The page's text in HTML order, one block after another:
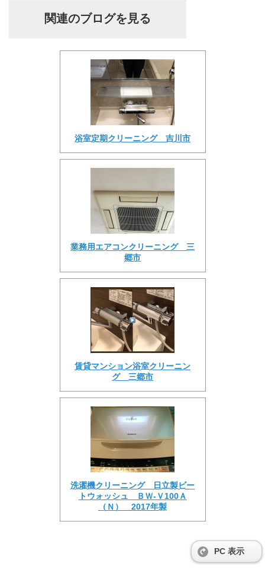
関連のブログを見る
浴室定期クリーニング 吉川市
業務用エアコンクリーニング 三
郷市
賃貸マンション浴室クリーニン
グ 三郷市
洗濯機クリーニング 日立製ビー
トウォッシュ ＢＷ-Ｖ100Ａ
（Ｎ） 2017年製
PC 表示